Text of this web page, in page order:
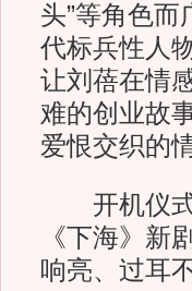
头”等角色
代标兵性人
让刘蓓在情
难的创业故
爱恨交织的
开机仪式
《下海》新
响亮、过耳